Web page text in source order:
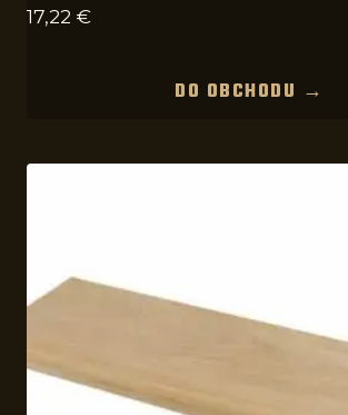
17,22 €
DO OBCHODU →